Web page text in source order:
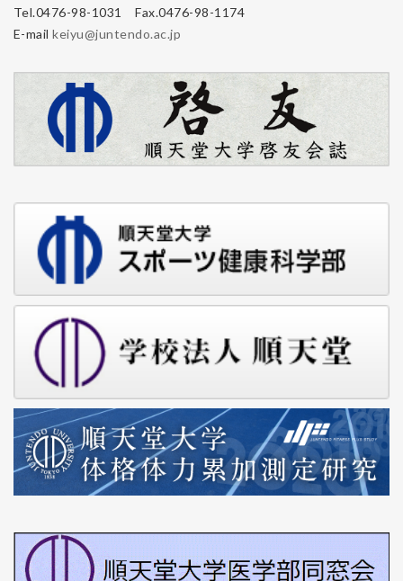
Tel.0476-98-1031 Fax.0476-98-1174
E-mailkeiyu@juntendo.ac.jp